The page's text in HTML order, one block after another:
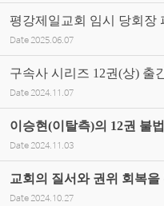
평강제일교회 임시 당회장
Date 2025.06.07
구속사 시리즈 12권(상) 출
Date 2024.11.07
이승현(이탈측)의 12권 불
Date 2024.11.03
교회의 질서와 권위 회복
Date 2024.10.27